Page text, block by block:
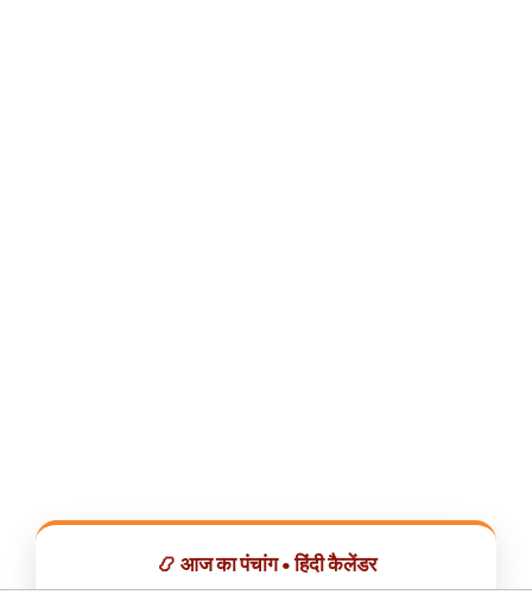
📿 आज का पंचांग • हिंदी कैलेंडर